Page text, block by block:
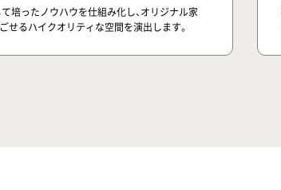
培ったノウハウを仕組み化し、オリジナル家
せるハイクオリティな空間を演出します。